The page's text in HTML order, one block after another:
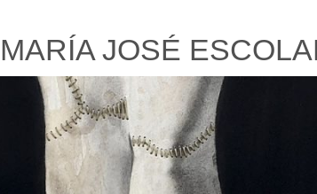
MARÍA JOSÉ